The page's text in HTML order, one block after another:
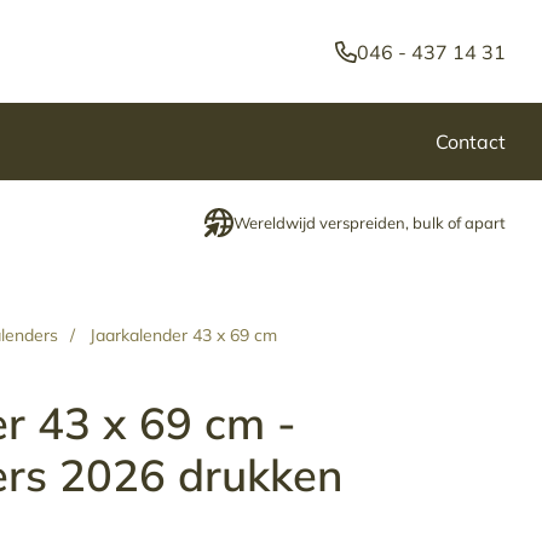
046 - 437 14 31
Contact
Wereldwijd verspreiden, bulk of apart
/ Jaarkalender 43 x 69 cm
43 x 69 cm -
2026 drukken